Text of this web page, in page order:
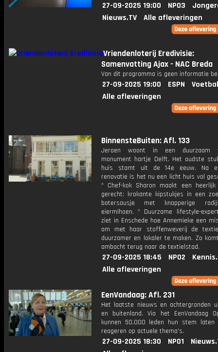
27-09-2025 19:00 NPO3
Nieuws.TV
Alle afleveringen
Vriendenloterij Eredivisie:
Samenvatting Ajax - NAC Breda
Van dit programma is geen informatie
27-09-2025 19:00 ESPN
Alle afleveringen
BinnensteBuiten: Afl. 133
Jeroen woont in een duurzaam
monument hartje Delft. Het oudste
huis stamt uit de 14e eeuw. Na
renovatie is het nu een licht huis vol
* Chef-kok Sharon maakt een heerlijk
gerecht: krokante kipstukjes in een
botersausje met knapperige
eiermihoen. * Duurzame lifestyle-
ziet in Enschede hoe Annemieke een
om met haar stoffenweverij de
duurzamer en lokaler te maken. Zo
ambacht terug naar de textielstad.
27-09-2025 18:45 NPO2
Alle afleveringen
EenVandaag: Afl. 231
Het laatste nieuws en achtergronden
en buitenland. Via het EenVandaag
kunnen 50.000 leden hun stem laten
reageren op actuele thema's.
27-09-2025 18:30 NPO1